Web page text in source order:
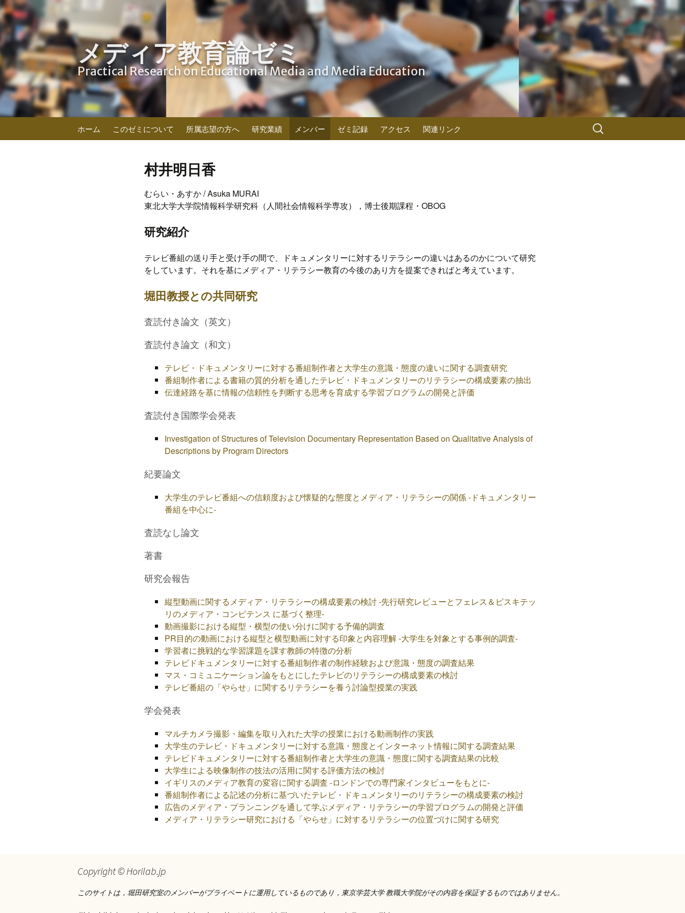
メディア教育論ゼミ
Practical Research on Educational Media and Media Education
ホーム このゼミについて 所属志望の方へ 研究業績 メンバー ゼミ記録 アクセス 関連リンク
検
索:
村井明日香
むらい・あすか / Asuka MURAI
東北大学大学院情報科学研究科（人間社会情報科学専攻），博士後期課程・OBOG
研究紹介
テレビ番組の送り手と受け手の間で、ドキュメンタリーに対するリテラシーの違いはあるのかについて研究
をしています。それを基にメディア・リテラシー教育の今後のあり方を提案できればと考えています。
堀田教授との共同研究
査読付き論文（英文）
査読付き論文（和文）
テレビ・ドキュメンタリーに対する番組制作者と大学生の意識・態度の違いに関する調査研究
番組制作者による書籍の質的分析を通したテレビ・ドキュメンタリーのリテラシーの構成要素の抽出
伝達経路を基に情報の信頼性を判断する思考を育成する学習プログラムの開発と評価
査読付き国際学会発表
Investigation of Structures of Television Documentary Representation Based on Qualitative Analysis of
Descriptions by Program Directors
紀要論文
大学生のテレビ番組への信頼度および懐疑的な態度とメディア・リテラシーの関係 -ドキュメンタリー
番組を中心に-
査読なし論文
著書
研究会報告
縦型動画に関するメディア・リテラシーの構成要素の検討 -先行研究レビューとフェレス＆ピスキテッ
リのメディア・コンピテンス に基づく整理-
動画撮影における縦型・横型の使い分けに関する予備的調査
PR目的の動画における縦型と横型動画に対する印象と内容理解 -大学生を対象とする事例的調査-
学習者に挑戦的な学習課題を課す教師の特徴の分析
テレビドキュメンタリーに対する番組制作者の制作経験および意識・態度の調査結果
マス・コミュニケーション論をもとにしたテレビのリテラシーの構成要素の検討
テレビ番組の「やらせ」に関するリテラシーを養う討論型授業の実践
学会発表
マルチカメラ撮影・編集を取り入れた大学の授業における動画制作の実践
大学生のテレビ・ドキュメンタリーに対する意識・態度とインターネット情報に関する調査結果
テレビドキュメンタリーに対する番組制作者と大学生の意識・態度に関する調査結果の比較
大学生による映像制作の技法の活用に関する評価方法の検討
イギリスのメディア教育の変容に関する調査 -ロンドンでの専門家インタビューをもとに-
番組制作者による記述の分析に基づいたテレビ・ドキュメンタリーのリテラシーの構成要素の検討
広告のメディア・プランニングを通して学ぶメディア・リテラシーの学習プログラムの開発と評価
メディア・リテラシー研究における「やらせ」に対するリテラシーの位置づけに関する研究
Copyright © Horilab.jp
このサイトは，堀田研究室のメンバーがプライベートに運用しているものであり，東京学芸大学 教職大学院がその内容を保証するものではありません。